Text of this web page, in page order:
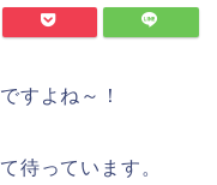
すよね～！
待っています。